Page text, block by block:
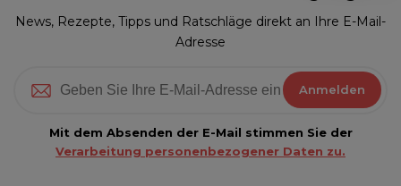
News, Rezepte, Tipps und Ratschläge direkt an Ihre E-Mail-
Adresse
Anmelden
Mit dem Absenden der E-Mail stimmen Sie der
Verarbeitung personenbezogener Daten zu.